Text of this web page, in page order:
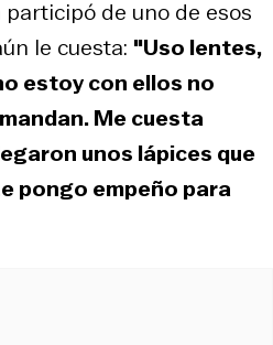
de uno de esos
le cuesta: "Uso lentes,
estoy con ellos no
Me cuesta
unos lápices que
pongo empeño para